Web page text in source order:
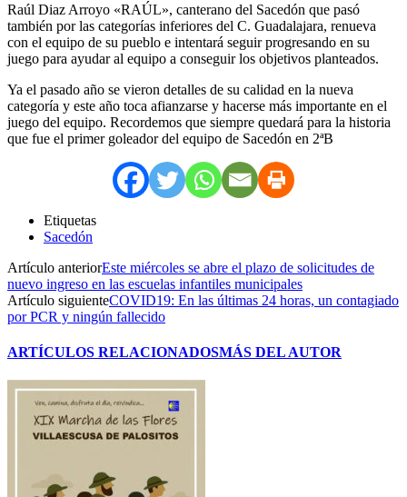
Raúl Diaz Arroyo «RAÚL», canterano del Sacedón que pasó
también por las categorías inferiores del C. Guadalajara, renueva
con el equipo de su pueblo e intentará seguir progresando en su
juego para ayudar al equipo a conseguir los objetivos planteados.
Ya el pasado año se vieron detalles de su calidad en la nueva
categoría y este año toca afianzarse y hacerse más importante en el
juego del equipo. Recordemos que siempre quedará para la historia
que fue el primer goleador del equipo de Sacedón en 2ªB
Etiquetas
Sacedón
Artículo anteriorEste miércoles se abre el plazo de solicitudes de
nuevo ingreso en las escuelas infantiles municipales
Artículo siguienteCOVID19: En las últimas 24 horas, un contagiado
por PCR y ningún fallecido
ARTÍCULOS RELACIONADOSMÁS DEL AUTOR